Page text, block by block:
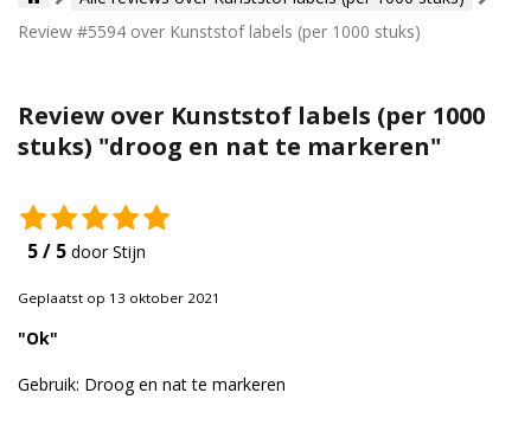
Bouw- en tuinmaterialen
Jute en lopers
Tape en stickers
Review #5594 over Kunststof labels (per 1000 stuks)
Review over Kunststof labels (per 1000
stuks) "droog en nat te markeren"
5 / 5 door Stijn
Geplaatst op 13 oktober 2021
"Ok"
Gebruik: Droog en nat te markeren